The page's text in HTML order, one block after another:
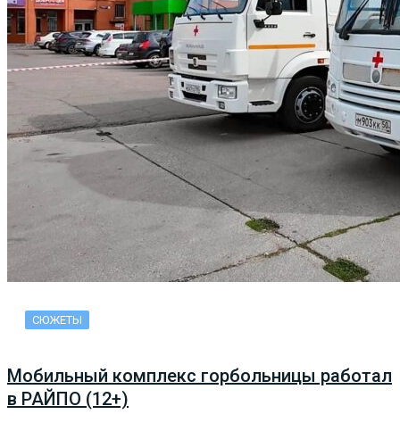
СЮЖЕТЫ
Мобильный комплекс горбольницы работал
в РАЙПО (12+)